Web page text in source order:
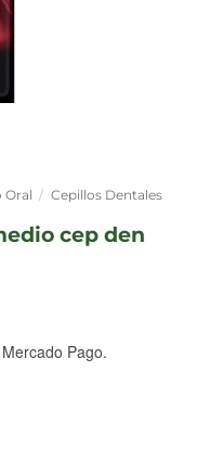
Oral / Cepillos Dentales
cep den
Pago.
CEP DEN cantidad